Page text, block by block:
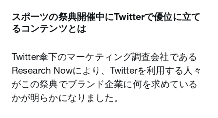
スポーツの祭典開催中にTwitterで優位に立て
るコンテンツとは
Twitter傘下のマーケティング調査会社である
Research Nowにより、Twitterを利用する人々
がこの祭典でブランド企業に何を求めている
かが明らかになりました。